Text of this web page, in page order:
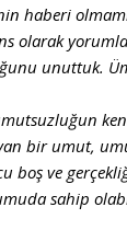
haberi
olarak
unuttuk.
bir umut,
boş ve
sahip